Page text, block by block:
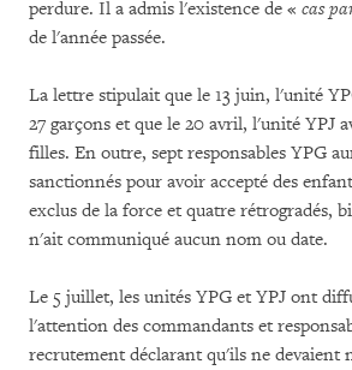
perdure. Il a admis l'existence de « cas
de l'année passée.
La lettre stipulait que le 13 juin, l'unité
27 garçons et que le 20 avril, l'unité YPJ
filles. En outre, sept responsables YPG
sanctionnés pour avoir accepté des
exclus de la force et quatre rétrogradés,
n'ait communiqué aucun nom ou date.
Le 5 juillet, les unités YPG et YPJ ont
l'attention des commandants et
recrutement déclarant qu'ils ne devaient